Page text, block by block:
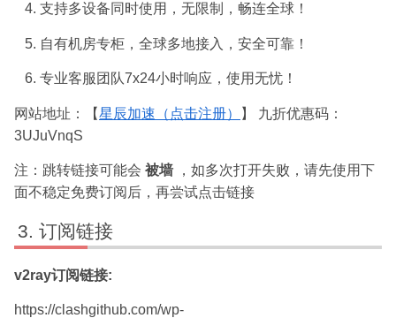
支持多设备同时使用，无限制，畅连全球！
自有机房专柜，全球多地接入，安全可靠！
专业客服团队7x24小时响应，使用无忧！
网站地址：【星辰加速（点击注册）
】 九折优惠码：
3UJuVnqS
注：跳转链接可能会 被墙 ，如多次打开失败，请先使用下
面不稳定免费订阅后，再尝试点击链接
订阅链接
v2ray订阅链接:
https://clashgithub.com/wp-